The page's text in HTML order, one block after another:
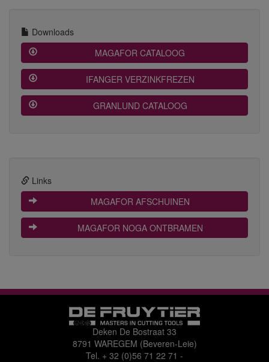
Downloads
MAGAFOR CATALOOG
IFANGER VERZINKFREZEN
GRANLUND CATALOOG
Links
MAGAFOR AFSCHUINEN
MAGAFOR NOGA ONTBRAMEN
Deken De Bostraat 33
8791 WAREGEM (Beveren-Leie)
Tel. + 32 (0)56 71 22 71 -